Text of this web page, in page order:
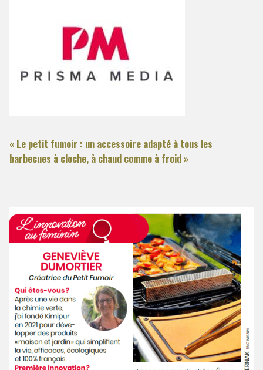
« Le petit fumoir : un accessoire adapté à tous les
barbecues à cloche, à chaud comme à froid »